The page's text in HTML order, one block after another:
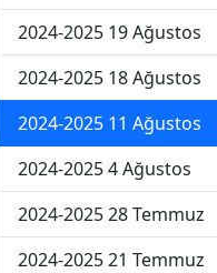
2024-2025 19 Ağustos
2024-2025 18 Ağustos
2024-2025 11 Ağustos
2024-2025 4 Ağustos
2024-2025 28 Temmuz
2024-2025 21 Temmuz